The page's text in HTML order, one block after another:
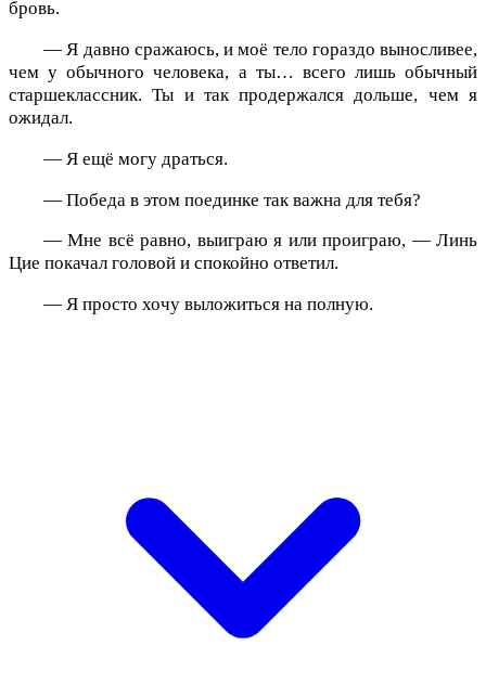
бровь.
— Я давно сражаюсь, и моё тело гораздо выносливее,
чем у обычного человека, а ты… всего лишь обычный
старшеклассник. Ты и так продержался дольше, чем я
ожидал.
— Я ещё могу драться.
— Победа в этом поединке так важна для тебя?
— Мне всё равно, выиграю я или проиграю, — Линь
Цие покачал головой и спокойно ответил.
— Я просто хочу выложиться на полную.